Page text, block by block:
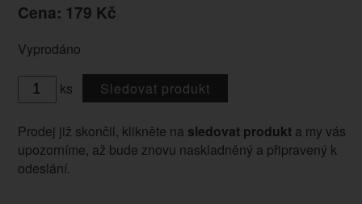
Cena: 179 Kč
Vyprodáno
ks Sledovat produkt
Prodej již skončil, klikněte na sledovat produkta my vás
upozorníme, až bude znovu naskladněný a připravený k
odeslání.